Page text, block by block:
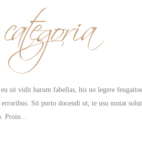
sit vidit harum fabellas, his no legere
Sit purto docendi ut, te usu mutat
Proin...